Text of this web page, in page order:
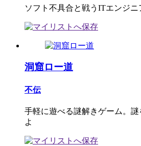
ソフト不具合と戦うITエンジニ
洞窟ロー道
不伝
手軽に遊べる謎解きゲーム。
よ